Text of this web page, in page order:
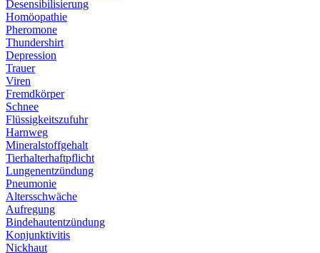
Desensibilisierung
Homöopathie
Pheromone
Thundershirt
Depression
Trauer
Viren
Fremdkörper
Schnee
Flüssigkeitszufuhr
Harnweg
Mineralstoffgehalt
Tierhalterhaftpflicht
Lungenentzündung
Pneumonie
Altersschwäche
Aufregung
Bindehautentzündung
Konjunktivitis
Nickhaut